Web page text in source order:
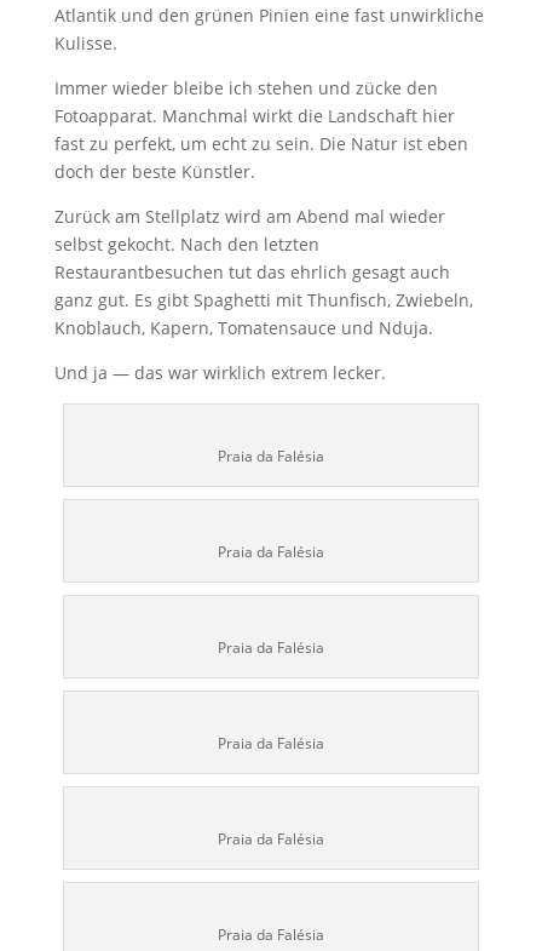
Atlantik und den grünen Pinien eine fast unwirkliche
Kulisse.
Immer wieder bleibe ich stehen und zücke den
Fotoapparat. Manchmal wirkt die Landschaft hier
fast zu perfekt, um echt zu sein. Die Natur ist eben
doch der beste Künstler.
Zurück am Stellplatz wird am Abend mal wieder
selbst gekocht. Nach den letzten
Restaurantbesuchen tut das ehrlich gesagt auch
ganz gut. Es gibt Spaghetti mit Thunfisch, Zwiebeln,
Knoblauch, Kapern, Tomatensauce und Nduja.
Und ja — das war wirklich extrem lecker.
Praia da Falésia
Praia da Falésia
Praia da Falésia
Praia da Falésia
Praia da Falésia
Praia da Falésia